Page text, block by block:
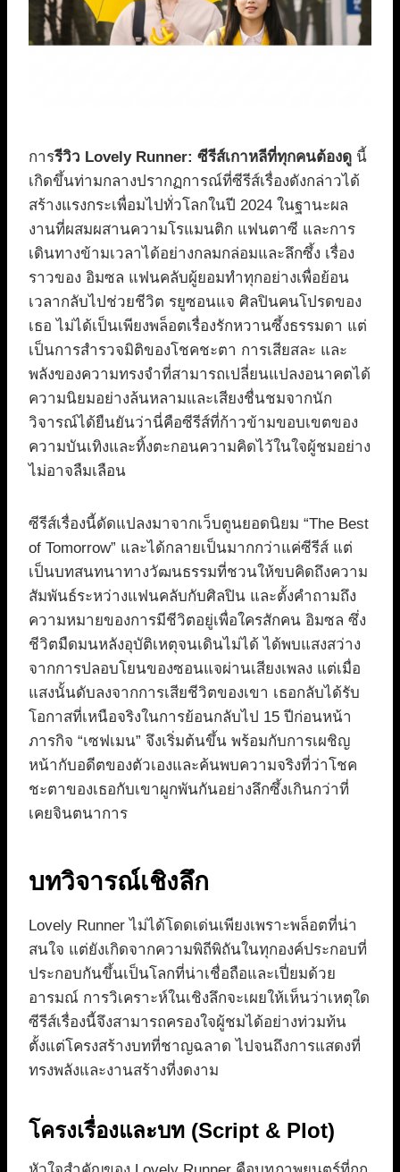
การรีวิว Lovely Runner: ซีรีส์เกาหลีที่ทุกคนต้องดู นี้
เกิดขึ้นท่ามกลางปรากฏการณ์ที่ซีรีส์เรื่องดังกล่าวได้
สร้างแรงกระเพื่อมไปทั่วโลกในปี 2024 ในฐานะผล
งานที่ผสมผสานความโรแมนติก แฟนตาซี และการ
เดินทางข้ามเวลาได้อย่างกลมกล่อมและลึกซึ้ง เรื่อง
ราวของ อิมซล แฟนคลับผู้ยอมทำทุกอย่างเพื่อย้อน
เวลากลับไปช่วยชีวิต รยูซอนแจ ศิลปินคนโปรดของ
เธอ ไม่ได้เป็นเพียงพล็อตเรื่องรักหวานซึ้งธรรมดา แต่
เป็นการสำรวจมิติของโชคชะตา การเสียสละ และ
พลังของความทรงจำที่สามารถเปลี่ยนแปลงอนาคตได้
ความนิยมอย่างล้นหลามและเสียงชื่นชมจากนัก
วิจารณ์ได้ยืนยันว่านี่คือซีรีส์ที่ก้าวข้ามขอบเขตของ
ความบันเทิงและทิ้งตะกอนความคิดไว้ในใจผู้ชมอย่าง
ไม่อาจลืมเลือน
ซีรีส์เรื่องนี้ดัดแปลงมาจากเว็บตูนยอดนิยม “The Best
of Tomorrow” และได้กลายเป็นมากกว่าแค่ซีรีส์ แต่
เป็นบทสนทนาทางวัฒนธรรมที่ชวนให้ขบคิดถึงความ
สัมพันธ์ระหว่างแฟนคลับกับศิลปิน และตั้งคำถามถึง
ความหมายของการมีชีวิตอยู่เพื่อใครสักคน อิมซล ซึ่ง
ชีวิตมืดมนหลังอุบัติเหตุจนเดินไม่ได้ ได้พบแสงสว่าง
จากการปลอบโยนของซอนแจผ่านเสียงเพลง แต่เมื่อ
แสงนั้นดับลงจากการเสียชีวิตของเขา เธอกลับได้รับ
โอกาสที่เหนือจริงในการย้อนกลับไป 15 ปีก่อนหน้า
ภารกิจ “เซฟเมน” จึงเริ่มต้นขึ้น พร้อมกับการเผชิญ
หน้ากับอดีตของตัวเองและค้นพบความจริงที่ว่าโชค
ชะตาของเธอกับเขาผูกพันกันอย่างลึกซึ้งเกินกว่าที่
เคยจินตนาการ
บทวิจารณ์เชิงลึก
Lovely Runner ไม่ได้โดดเด่นเพียงเพราะพล็อตที่น่า
สนใจ แต่ยังเกิดจากความพิถีพิถันในทุกองค์ประกอบที่
ประกอบกันขึ้นเป็นโลกที่น่าเชื่อถือและเปี่ยมด้วย
อารมณ์ การวิเคราะห์ในเชิงลึกจะเผยให้เห็นว่าเหตุใด
ซีรีส์เรื่องนี้จึงสามารถครองใจผู้ชมได้อย่างท่วมท้น
ตั้งแต่โครงสร้างบทที่ชาญฉลาด ไปจนถึงการแสดงที่
ทรงพลังและงานสร้างที่งดงาม
โครงเรื่องและบท (Script & Plot)